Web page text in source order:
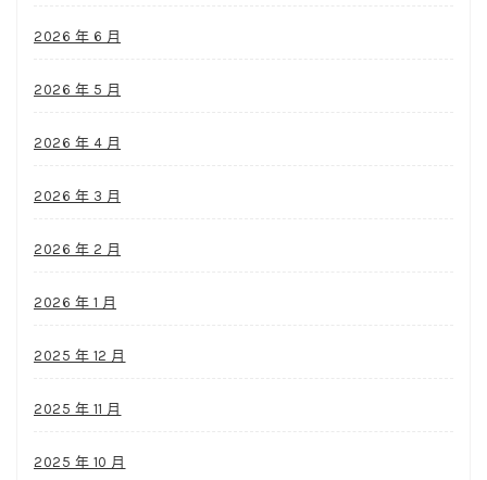
2026 年 6 月
2026 年 5 月
2026 年 4 月
2026 年 3 月
2026 年 2 月
2026 年 1 月
2025 年 12 月
2025 年 11 月
2025 年 10 月